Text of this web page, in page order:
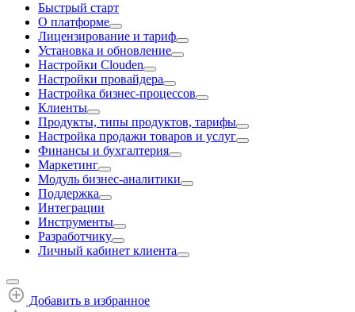
Быстрый старт
О платформе
Лицензирование и тариф
Установка и обновление
Настройки Clouden
Настройки провайдера
Настройка бизнес-процессов
Клиенты
Продукты, типы продуктов, тарифы
Настройка продажи товаров и услуг
Финансы и бухгалтерия
Маркетинг
Модуль бизнес-аналитики
Поддержка
Интеграции
Инструменты
Разработчику
Личный кабинет клиента
Добавить в избранное